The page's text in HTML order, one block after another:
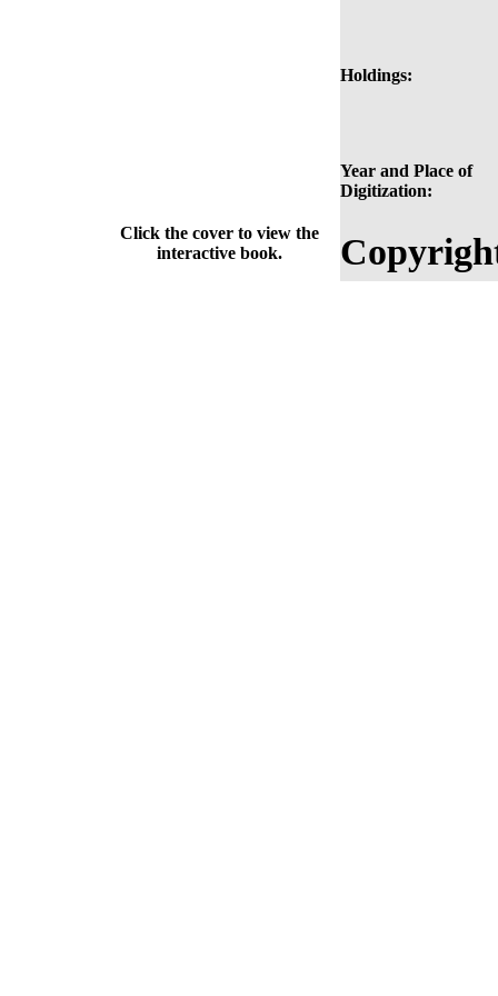
Holdings:
Year and Place of
Digitization:
Click the cover to view the
interactive book.